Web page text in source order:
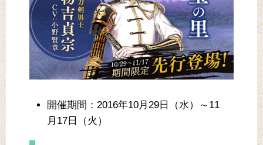
開催期間：2016年10月29日（水）～11
月17日（火）